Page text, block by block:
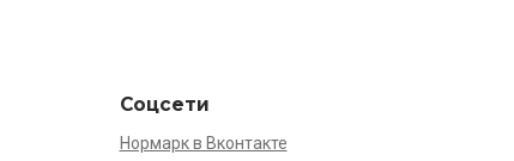
Соцсети
Нормарк в Вконтакте